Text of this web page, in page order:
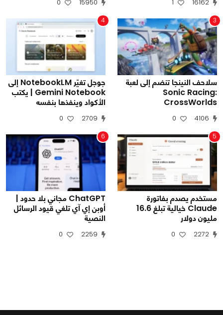
16162
1
15950
0
3
سلاحف النينجا تنضم إلى لعبة
Sonic Racing:
CrossWorlds
4106
0
4
جوجل تغيّر NotebookLM إلى
Gemini Notebook | يكتب
الأكواد وينفذها بنفسه
2709
0
5
مستخدم يصدم بفاتورة
Claude خيالية تبلغ 16.6
مليون دولار
2272
0
6
ChatGPT مجاني بلا حدود |
أوبن إي آي تلغي قيود الرسائل
النصية
2259
0